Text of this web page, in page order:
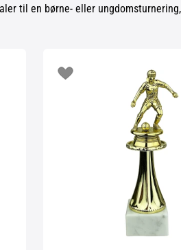
til en børne- eller